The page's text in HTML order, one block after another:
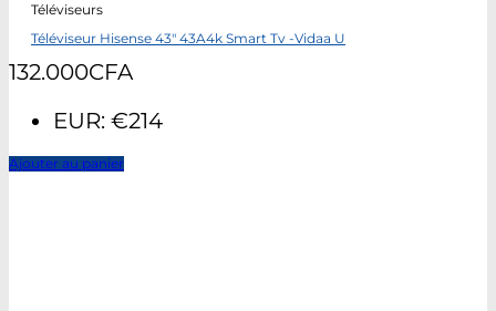
Téléviseurs
Téléviseur Hisense 43″ 43A4k Smart Tv -Vidaa U
132.000CFA
EUR: €214
Ajouter au panier